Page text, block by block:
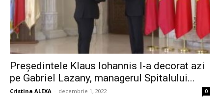
Președintele Klaus Iohannis l-a decorat azi
pe Gabriel Lazany, managerul Spitalului...
Cristina ALEXA - decembrie 1, 2022 0